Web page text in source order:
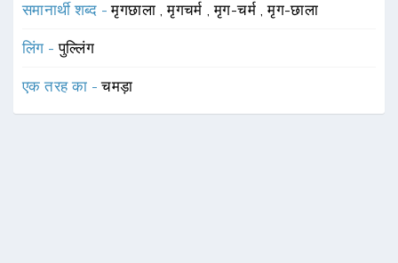
समानार्थी शब्द -मृगछाला ,मृगचर्म ,मृग-चर्म ,मृग-छाला
लिंग -पुल्लिंग
एक तरह का -चमड़ा